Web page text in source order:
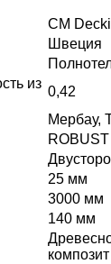
CM
Швеция
из
0,42
Мербау,
ROBUST
25 мм
3000 мм
140 мм
композит